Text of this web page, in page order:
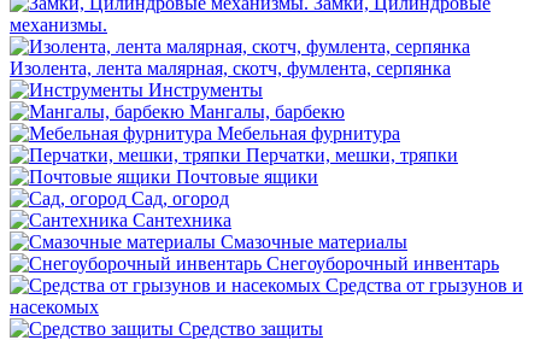
механизмы.
Изолента, лента малярная, скотч, фумлента, серпянка
Инструменты
Мангалы, барбекю
Мебельная фурнитура
Перчатки, мешки, тряпки
Почтовые ящики
Сад, огород
Сантехника
Смазочные материалы
Снегоуборочный инвентарь
Средства от грызунов и
насекомых
Средство защиты